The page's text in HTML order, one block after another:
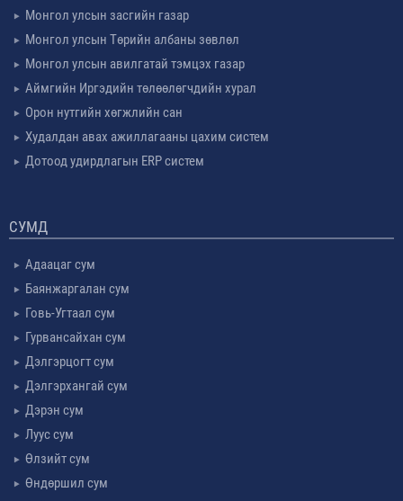
Монгол улсын засгийн газар
Монгол улсын Төрийн албаны зөвлөл
Монгол улсын авилгатай тэмцэх газар
Аймгийн Иргэдийн төлөөлөгчдийн хурал
Орон нутгийн хөгжлийн сан
Худалдан авах ажиллагааны цахим систем
Дотоод удирдлагын ERP систем
СУМД
Адаацаг сум
Баянжаргалан сум
Говь-Угтаал сум
Гурвансайхан сум
Дэлгэрцогт сум
Дэлгэрхангай сум
Дэрэн сум
Луус сум
Өлзийт сум
Өндөршил сум